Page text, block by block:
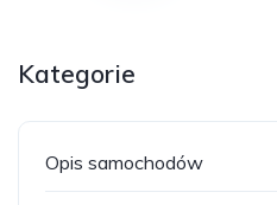
Kategorie
Opis samochodów